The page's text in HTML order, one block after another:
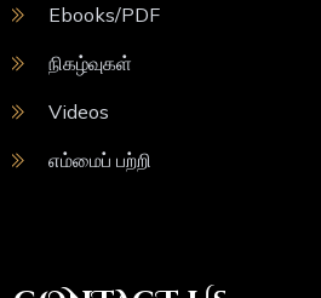
Ebooks/PDF
நிகழ்வுகள்
Videos
எம்மைப் பற்றி